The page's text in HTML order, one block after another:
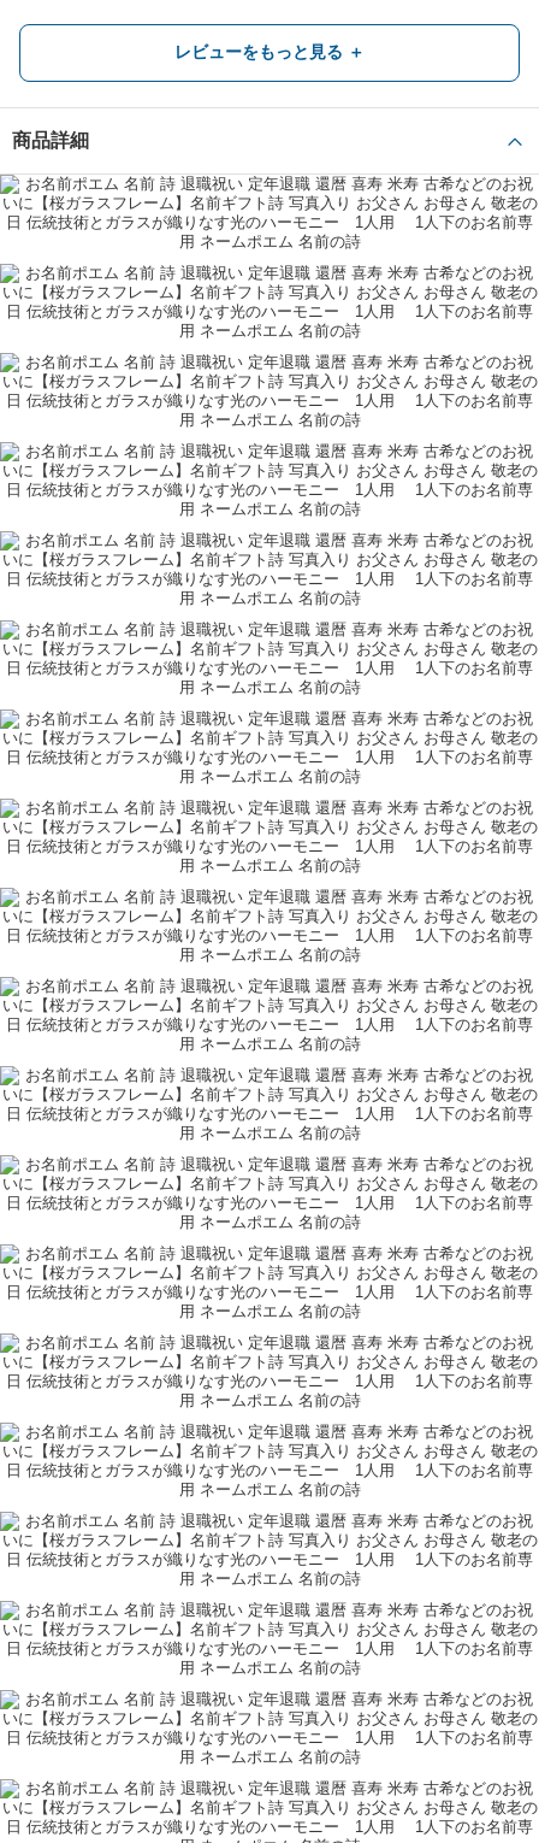
人生の節目に最高のプレゼント
本当に素晴らしい詩を作っていただきありがとうございました。最高のプレ
ゼントになりました｡
家族全員の名前が入っていたので、とても感動してました。
とにかく早かった!急いでいたためとても助かりました。
早いからと言って、もちろんいい加減なことはなく、しっかりした納得の商
品でした!また機会があれば利用したいと思います。
退職祝い 親 60代 購入者
レビューをもっと見る ＋
レビューをもっと見る ＋
商品詳細